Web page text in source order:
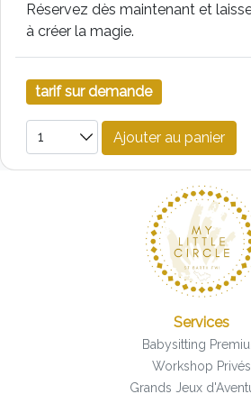
Réservez dès maintenant et
à créer la magie.
tarif sur demande
Ajouter au panier
Services
Babysitting
Workshop Privés
Grands Jeux